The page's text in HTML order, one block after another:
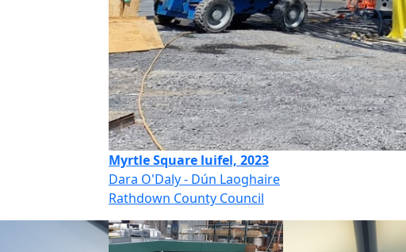
Myrtle Square luifel, 2023
Dara O'Daly - Dún Laoghaire
Rathdown County Council